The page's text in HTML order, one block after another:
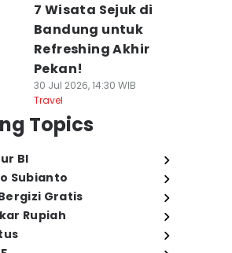
7 Wisata Sejuk di
Bandung untuk
Refreshing Akhir
Pekan!
30 Jul 2026, 14:30 WIB
Travel
Topics
BI
Subianto
Gratis
Rupiah